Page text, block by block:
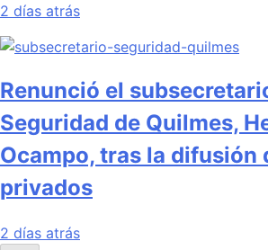
2 días atrás
Renunció el
Seguridad de Quilmes,
Ocampo, tras la difusión
privados
2 días atrás